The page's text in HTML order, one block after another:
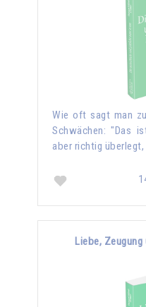
Wie oft sagt man
Schwächen: "Das
aber richtig
Liebe,